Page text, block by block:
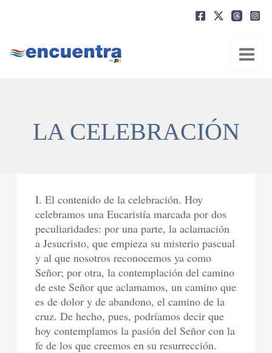
LA CELEBRACIÓN
I. El contenido de la celebración. Hoy
celebramos una Eucaristía marcada por dos
peculiaridades: por una parte, la aclamación
a Jesucristo, que empieza su misterio pascual
y al que nosotros reconocemos ya como
Señor; por otra, la contemplación del camino
de este Señor que aclamamos, un camino que
es de dolor y de abandono, el camino de la
cruz. De hecho, pues, podríamos decir que
hoy contemplamos la pasión del Señor con la
fe de los que creemos en su resurrección.